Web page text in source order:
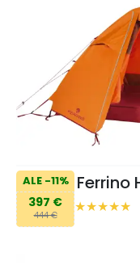
ALE -11%
397 €
444 €
Ferrino